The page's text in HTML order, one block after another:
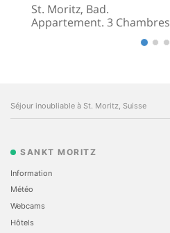
St. Moritz, Bad.
Appartement. 3 Chambres
Séjour inoubliable à St. Moritz, Suisse
SANKT MORITZ
Information
Météo
Webcams
Hôtels